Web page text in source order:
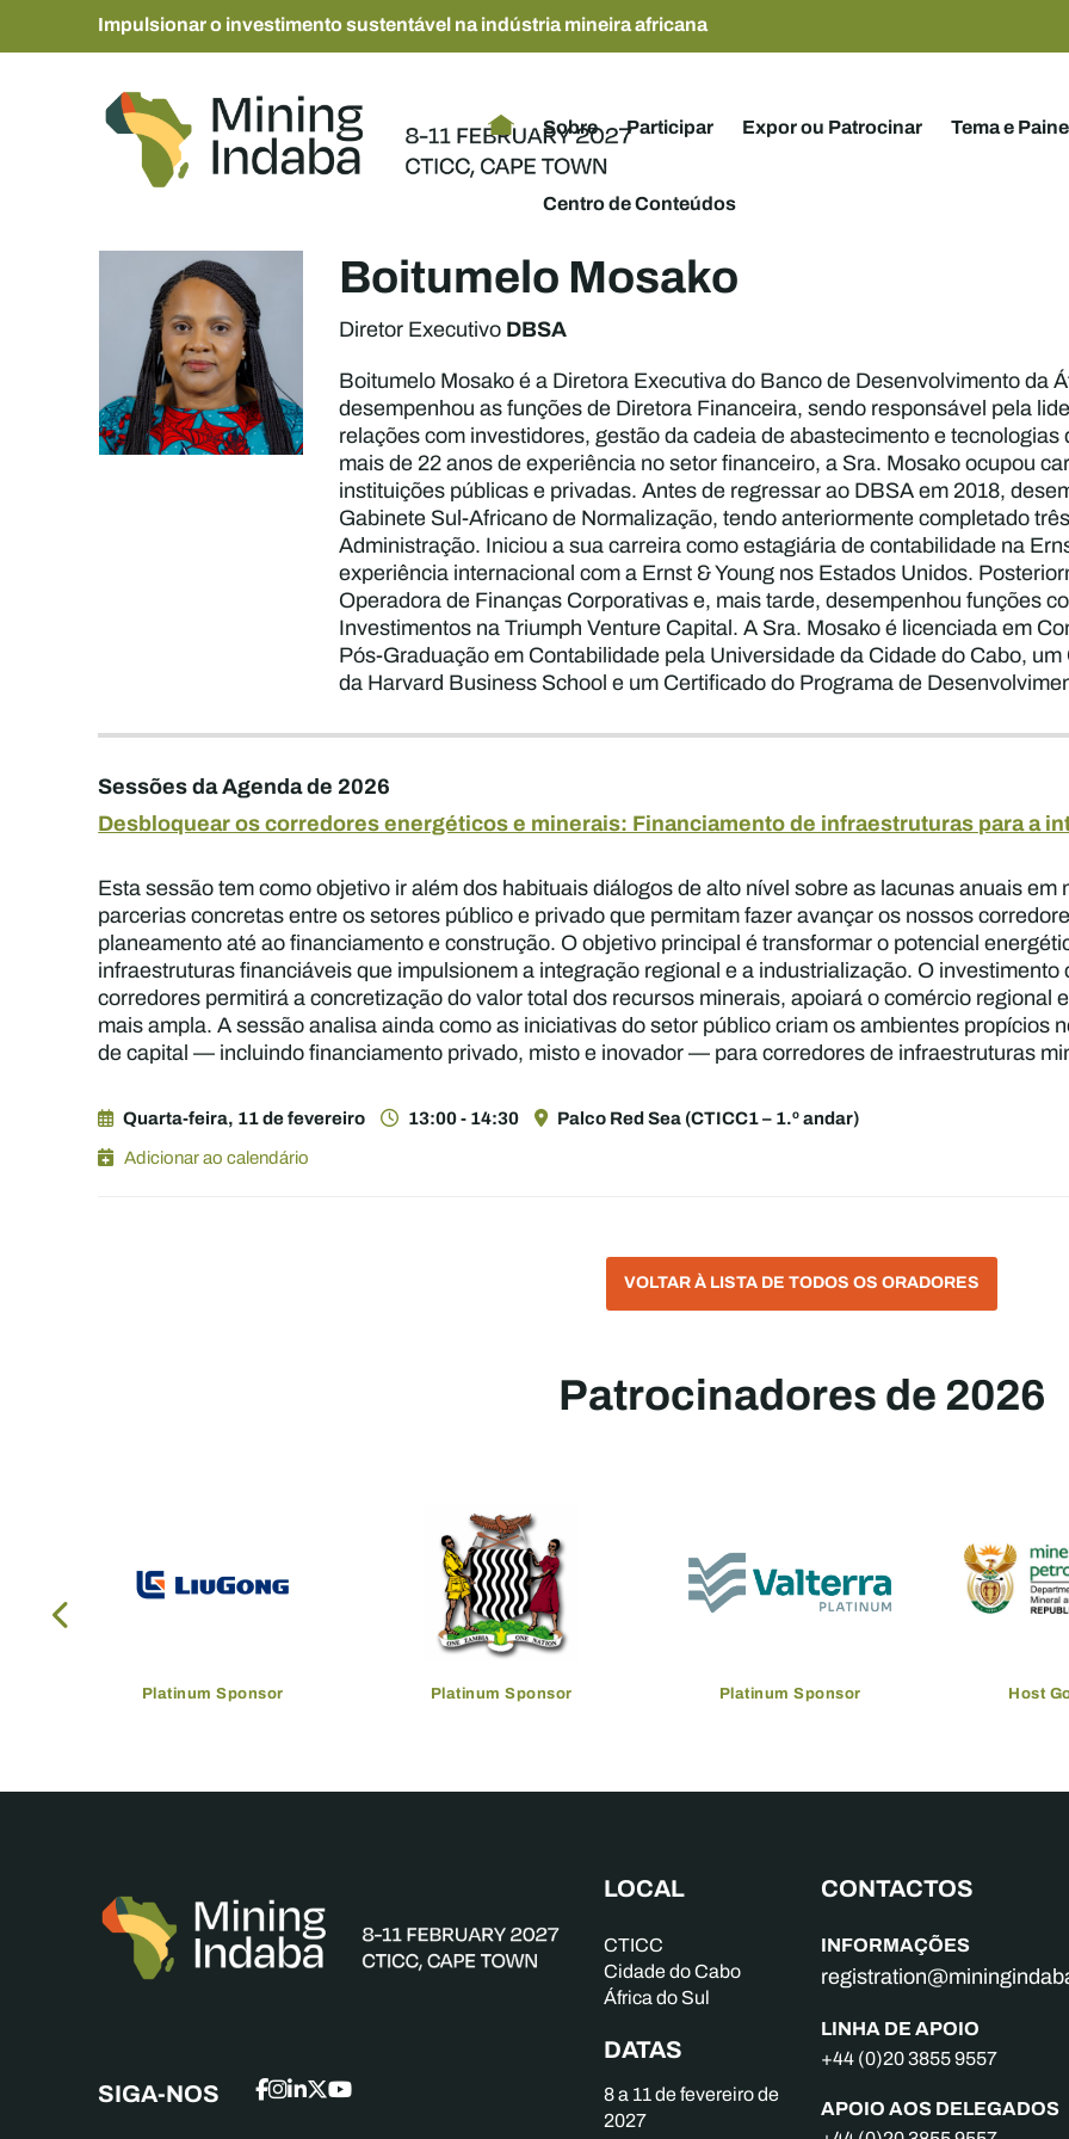
Impulsionar o investimento sustentável na indústria mineira africana
Sobre Participar Expor ou Patrocinar Tema e
Centro de Conteúdos
Boitumelo Mosako
Diretor Executivo DBSA
Boitumelo Mosako é a Diretora Executiva do Banco de Desenvolvimento da
desempenhou as funções de Diretora Financeira, sendo responsável pela
relações com investidores, gestão da cadeia de abastecimento e
mais de 22 anos de experiência no setor financeiro, a Sra. Mosako ocupou
instituições públicas e privadas. Antes de regressar ao DBSA em 2018,
Gabinete Sul-Africano de Normalização, tendo anteriormente completado
Administração. Iniciou a sua carreira como estagiária de contabilidade na
experiência internacional com a Ernst & Young nos Estados Unidos.
Operadora de Finanças Corporativas e, mais tarde, desempenhou funções
Investimentos na Triumph Venture Capital. A Sra. Mosako é licenciada em
Pós-Graduação em Contabilidade pela Universidade da Cidade do Cabo,
da Harvard Business School e um Certificado do Programa de
Sessões da Agenda de 2026
Desbloquear os corredores energéticos e minerais: Financiamento de infraestruturas para a
Esta sessão tem como objetivo ir além dos habituais diálogos de alto nível sobre as lacunas anuais
parcerias concretas entre os setores público e privado que permitam fazer avançar os nossos
planeamento até ao financiamento e construção. O objetivo principal é transformar o potencial
infraestruturas financiáveis que impulsionem a integração regional e a industrialização. O
corredores permitirá a concretização do valor total dos recursos minerais, apoiará o comércio regional
mais ampla. A sessão analisa ainda como as iniciativas do setor público criam os ambientes propícios
de capital — incluindo financiamento privado, misto e inovador — para corredores de infraestruturas
Quarta-feira, 11 de fevereiro 13:00 - 14:30
Palco Red Sea (CTICC1 – 1.º andar)
Adicionar ao calendário
VOLTAR À LISTA DE TODOS OS ORADORES
Patrocinadores de 2026
Platinum Sponsor Platinum Sponsor Platinum Sponsor Host
LOCAL
CTICC
Cidade do Cabo
África do Sul
DATAS
8 a 11 de fevereiro de
2027
CONTACTOS
INFORMAÇÕES
LINHA DE APOIO
+44 (0)20 3855 9557
APOIO AOS DELEGADOS
SIGA-NOS